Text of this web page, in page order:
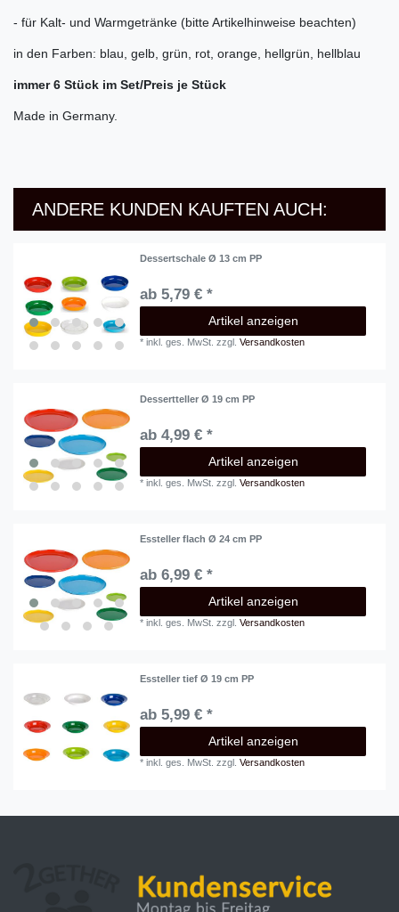
- für Kalt- und Warmgetränke (bitte Artikelhinweise beachten)
in den Farben: blau, gelb, grün, rot, orange, hellgrün, hellblau
immer 6 Stück im Set/Preis je Stück
Made in Germany.
ANDERE KUNDEN KAUFTEN AUCH:
Dessertschale Ø 13 cm PP
ab 5,79 € *
Artikel anzeigen
*inkl. ges. MwSt. zzgl.Versandkosten
Dessertteller Ø 19 cm PP
ab 4,99 € *
Artikel anzeigen
*inkl. ges. MwSt. zzgl.Versandkosten
Essteller flach Ø 24 cm PP
ab 6,99 € *
Artikel anzeigen
*inkl. ges. MwSt. zzgl.Versandkosten
Essteller tief Ø 19 cm PP
ab 5,99 € *
Artikel anzeigen
*inkl. ges. MwSt. zzgl.Versandkosten